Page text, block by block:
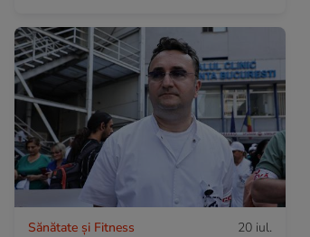
Sănătate și Fitness 20 iul.